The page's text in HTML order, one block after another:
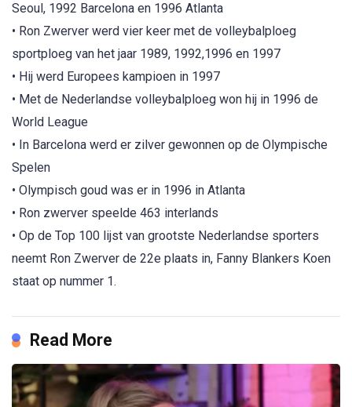
Seoul, 1992 Barcelona en 1996 Atlanta
• Ron Zwerver werd vier keer met de volleybalploeg
sportploeg van het jaar 1989, 1992,1996 en 1997
• Hij werd Europees kampioen in 1997
• Met de Nederlandse volleybalploeg won hij in 1996 de
World League
• In Barcelona werd er zilver gewonnen op de Olympische
Spelen
• Olympisch goud was er in 1996 in Atlanta
• Ron zwerver speelde 463 interlands
• Op de Top 100 lijst van grootste Nederlandse sporters
neemt Ron Zwerver de 22e plaats in, Fanny Blankers Koen
staat op nummer 1.
Read More